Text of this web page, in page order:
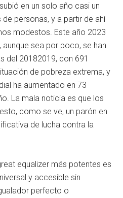
en un solo año casi un
personas, y a partir de ahí
modestos. Este año 2023
sea por poco, se han
del 20182019, con 691
de pobreza extrema, y
ha aumentado en 73
La mala noticia es que los
como se ve, un parón en
de lucha contra la
equalizer más potentes es
y accesible sin
perfecto o